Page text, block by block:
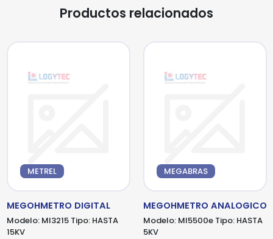
Productos relacionados
METREL
MEGOHMETRO DIGITAL
Modelo: MI3215Tipo: HASTA
15KV
MEGABRAS
MEGOHMETRO ANALOGICO
Modelo: MI5500eTipo: HASTA
5KV